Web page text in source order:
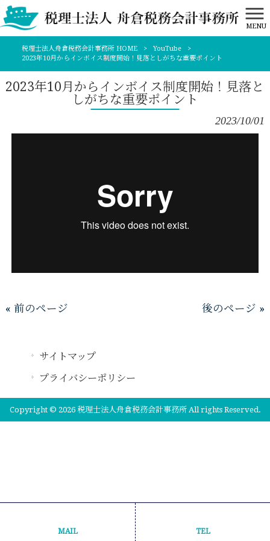
MENU
税理士法人舟倉税務会計事務所 HOME > YouTube
>
2023年10月からインボイス制度開始！見落としがちな重要ポイント
2023年10月からインボイス制度開始！見落と
しがちな重要ポイント
2023/10/01
« 前のページ 後のページ »
サイトマップ
プライバシーポリシー
Copyright © 2026 税理士法人舟倉税務会計事務所 All rights Reserved.
MAIL TEL